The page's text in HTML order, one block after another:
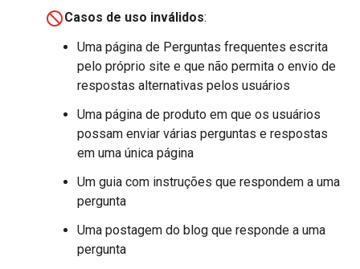
Casos de uso inválidos:
Uma página de Perguntas frequentes escrita
pelo próprio site e que não permita o envio de
respostas alternativas pelos usuários
Uma página de produto em que os usuários
possam enviar várias perguntas e respostas
em uma única página
Um guia com instruções que respondem a uma
pergunta
Uma postagem do blog que responde a uma
pergunta